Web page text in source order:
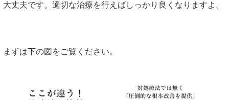
大丈夫です。適切な治療を行えばしっかり良くなりますよ。
まずは下の図をご覧ください。